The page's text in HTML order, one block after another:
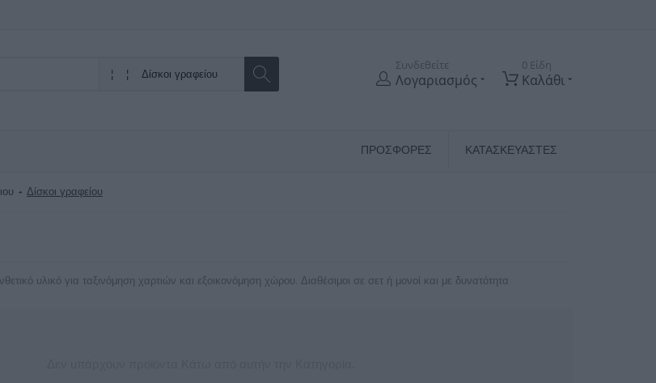
Συνδεθείτε
Λογαριασμός
0 Είδη
Καλάθι
ΠΡΟΣΦΟΡΕΣ ΚΑΤΑΣΚΕΥΑΣΤΈΣ
Δίσκοι γραφείου
υλικό για ταξινόμηση χαρτιών και εξοικονόμηση χώρου. Διαθέσιμοι σε σετ ή μονοί και με δυνατότητα